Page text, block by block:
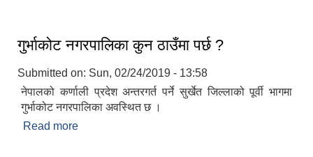
गुर्भाकोट नगरपालिका कुन ठाउँमा पर्छ ?
Submitted on: Sun, 02/24/2019 - 13:58
नेपालको कर्णाली प्रदेश अन्तरगर्त पर्ने सुर्खेत जिल्लाको पूर्वी भागमा
गुर्भाकोट नगरपालिका अवस्थित छ ।
Read more